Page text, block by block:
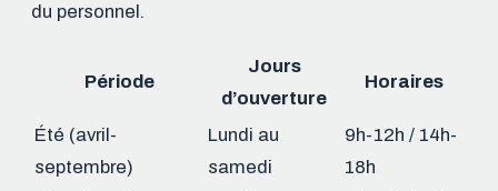
du personnel.
Période
Jours
d’ouverture
Horaires
Été (avril-
septembre)
Lundi au
samedi
9h-12h / 14h-
18h